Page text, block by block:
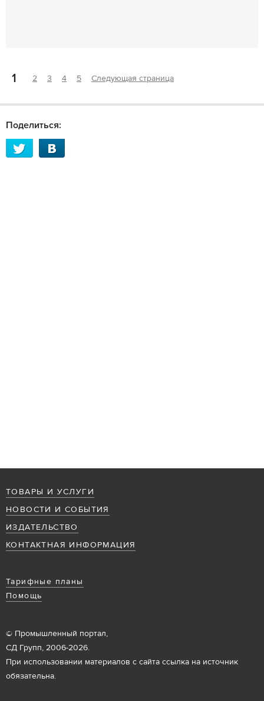
1 2 3 4 5 Следующая страница
Поделиться:
ТОВАРЫ И УСЛУГИ
НОВОСТИ И СОБЫТИЯ
ИЗДАТЕЛЬСТВО
КОНТАКТНАЯ ИНФОРМАЦИЯ
Тарифные планы
Помощь
© Промышленный портал,
СД Групп, 2006-2026.
При использовании материалов с сайта ссылка на источник
обязательна.